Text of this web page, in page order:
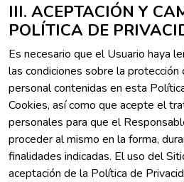
III. ACEPTACIÓN Y
POLÍTICA DE
Es necesario que el Usuario haya
las condiciones sobre la
personal contenidas en esta
Cookies, así como que acepte el
personales para que el
proceder al mismo en la forma,
finalidades indicadas. El uso del
aceptación de la Política de